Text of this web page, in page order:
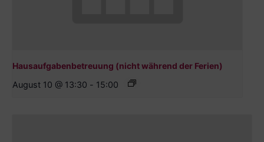
Hausaufgabenbetreuung (nicht während der Ferien)
August 10 @ 13:30 - 15:00